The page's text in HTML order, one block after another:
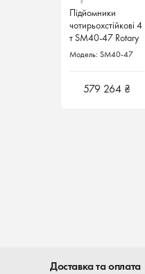
Підйомники
чотирьохстійкові 4
т SM40-47 Rotary
Німеччина
Модель: SM40-47
579 264 ₴
Підйомники
чотирьохстійкові 4
т SM40-47 Rotary
Німеччина
Модель: SM40-47
579 264 ₴
Доставка та оплата